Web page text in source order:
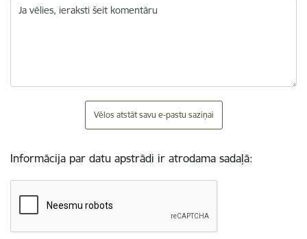
Ja vēlies, ieraksti šeit komentāru
Vēlos atstāt savu e-pastu saziņai
Informācija par datu apstrādi ir atrodama sadaļā: